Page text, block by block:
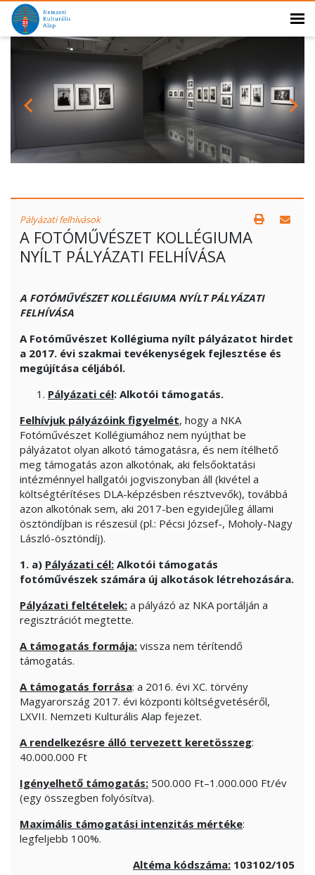
Pályázati felhívások
A FOTÓMŰVÉSZET KOLLÉGIUMA
NYÍLT PÁLYÁZATI FELHÍVÁSA
A FOTÓMŰVÉSZET KOLLÉGIUMA NYÍLT PÁLYÁZATI
FELHÍVÁSA
A Fotóművészet Kollégiuma nyílt pályázatot hirdet
a 2017. évi szakmai tevékenységek fejlesztése és
megújítása céljából.
Pályázati cél: Alkotói támogatás.
Felhívjuk pályázóink figyelmét, hogy a NKA
Fotóművészet Kollégiumához nem nyújthat be
pályázatot olyan alkotó támogatásra, és nem ítélhető
meg támogatás azon alkotónak, aki felsőoktatási
intézménnyel hallgatói jogviszonyban áll (kivétel a
költségtérítéses DLA-képzésben résztvevők), továbbá
azon alkotónak sem, aki 2017-ben egyidejűleg állami
ösztöndíjban is részesül (pl.: Pécsi József-, Moholy-Nagy
László-ösztöndíj).
1. a) Pályázati cél: Alkotói támogatás
fotóművészek számára új alkotások létrehozására.
Pályázati feltételek: a pályázó az NKA portálján a
regisztrációt megtette.
A támogatás formája: vissza nem térítendő
támogatás.
A támogatás forrása: a 2016. évi XC. törvény
Magyarország 2017. évi központi költségvetéséről,
LXVII. Nemzeti Kulturális Alap fejezet.
A rendelkezésre álló tervezett keretösszeg:
40.000.000 Ft
Igényelhető támogatás: 500.000 Ft–1.000.000 Ft/év
(egy összegben folyósítva).
Maximális támogatási intenzitás mértéke:
legfeljebb 100%.
Altéma kódszáma: 103102/105